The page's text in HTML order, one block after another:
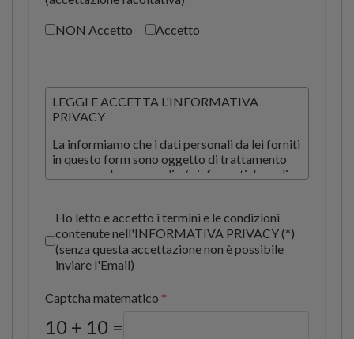
NON Accetto Accetto
LEGGI E ACCETTA L'INFORMATIVA
PRIVACY
La informiamo che i dati personali da lei forniti
in questo form sono oggetto di trattamento
con procedure manuali e/o informatiche agli
Per finalità istituzionali connesse o
strumentali alla nostra attività e in
particolare per dare esecuzione a servizi
e ad una o più operazioni
contrattualmente convenute.
Per eseguire in generale obblighi di legge
e per esigenze di tipo operativo e
gestionale internet.
Accettazione Informativa privacy
Ho letto e accetto i termini e le condizioni
contenute nell'INFORMATIVA PRIVACY (*)
(senza questa accettazione non è possibile
inviare l'Email)
Captcha matematico *
10 + 10 =